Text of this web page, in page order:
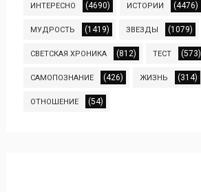
ИНТЕРЕСНО (4690) ИСТОРИИ (4476)
МУДРОСТЬ (1419) ЗВЕЗДЫ (1079)
СВЕТСКАЯ ХРОНИКА (812) ТЕСТ (573)
САМОПОЗНАНИЕ (426) ЖИЗНЬ (314)
ОТНОШЕНИЕ (54)